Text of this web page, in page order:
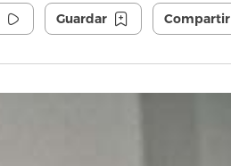
Guardar Compartir